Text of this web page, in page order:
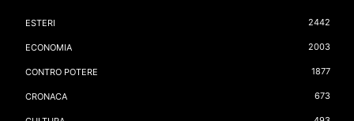
ESTERI 2442
ECONOMIA 2003
CONTRO POTERE 1877
CRONACA 673